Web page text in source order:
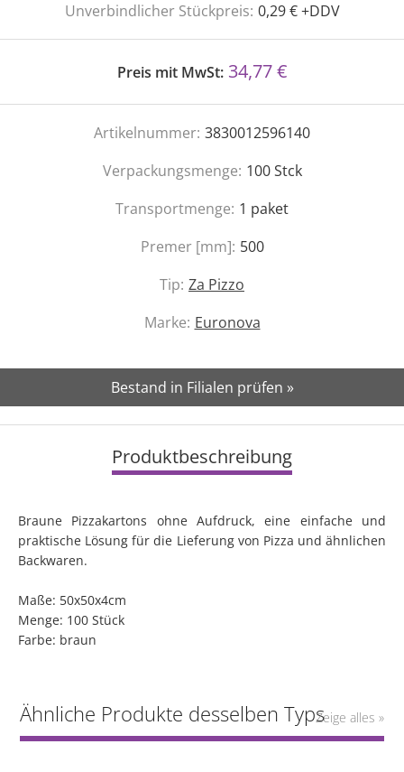
Unverbindlicher Stückpreis: 0,29 € +DDV
Preis mit MwSt: 34,77 €
Artikelnummer: 3830012596140
Verpackungsmenge: 100Stck
Transportmenge: 1 paket
Premer [mm]: 500
Tip: Za Pizzo
Marke: Euronova
Bestand in Filialen prüfen »
Produktbeschreibung
Braune Pizzakartons ohne Aufdruck, eine einfache und
praktische Lösung für die Lieferung von Pizza und ähnlichen
Backwaren.
Maße: 50x50x4cm
Menge: 100 Stück
Farbe: braun
Ähnliche Produkte desselben TypsZeige alles »